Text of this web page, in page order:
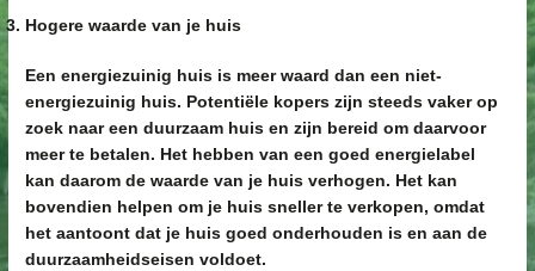
Hogere waarde van je huis
Een energiezuinig huis is meer waard dan een niet-
energiezuinig huis. Potentiële kopers zijn steeds vaker op
zoek naar een duurzaam huis en zijn bereid om daarvoor
meer te betalen. Het hebben van een goed energielabel
kan daarom de waarde van je huis verhogen. Het kan
bovendien helpen om je huis sneller te verkopen, omdat
het aantoont dat je huis goed onderhouden is en aan de
duurzaamheidseisen voldoet.